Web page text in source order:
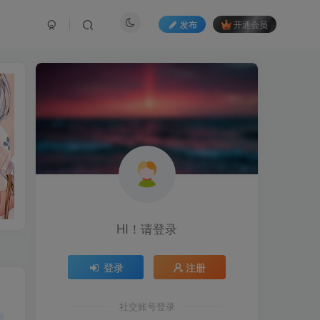
发布 开通会员
HI！请登录
登录 注册
社交账号登录